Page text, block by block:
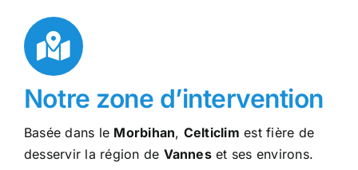
Notre zone d’intervention
Basée dans le Morbihan, Celticlim est fière de
desservir la région de Vanneset ses environs.